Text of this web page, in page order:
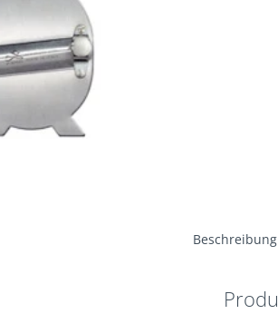
Beschreibung